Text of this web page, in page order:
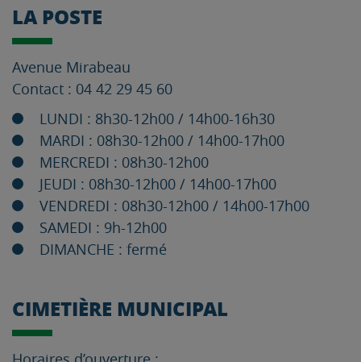
LA POSTE
Avenue Mirabeau
Contact : 04 42 29 45 60
LUNDI : 8h30-12h00 / 14h00-16h30
MARDI : 08h30-12h00 / 14h00-17h00
MERCREDI : 08h30-12h00
JEUDI : 08h30-12h00 / 14h00-17h00
VENDREDI : 08h30-12h00 / 14h00-17h00
SAMEDI : 9h-12h00
DIMANCHE : fermé
CIMETIÈRE MUNICIPAL